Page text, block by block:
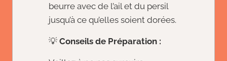
beurre avec de l’ail et du persil
jusqu’à ce qu’elles soient dorées.
💡 Conseils de Préparation :